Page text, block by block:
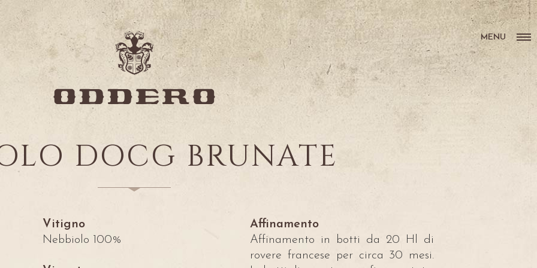
MENU
DOCG BRUNATE
Vitigno
Nebbiolo 100%
Affinamento
Affinamento in botti da 20 Hl di
rovere francese per circa 30 mesi.